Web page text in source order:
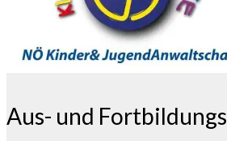
Aus- und